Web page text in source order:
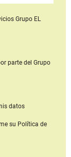
Grupo EL
parte del Grupo
datos
su Política de